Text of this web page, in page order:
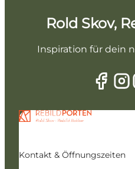
Rold Skov,
Inspiration für dein
Kontakt & Öffnungszeiten